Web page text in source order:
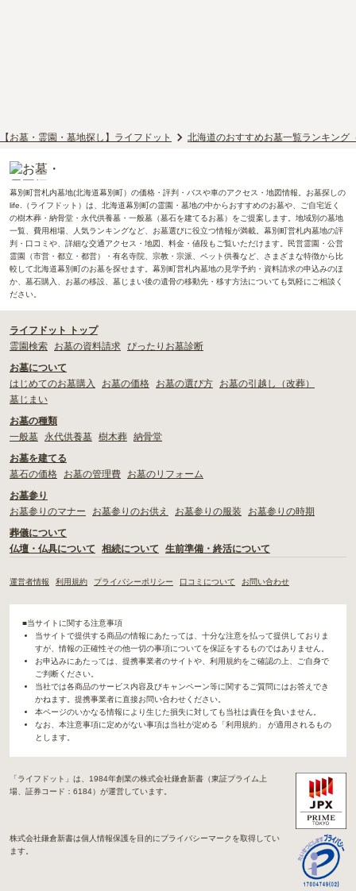
【お墓・霊園・墓地探し】ライフドット 北海道のおすすめお墓一覧ランキング
幕別町営札内墓地(北海道幕別町）の価格・評判・バスや車のアクセス・地図情報。お墓探しの
life.（ライフドット）は、北海道幕別町の霊園・墓地の中からおすすめのお墓や、ご自宅近く
の樹木葬・納骨堂・永代供養墓・一般墓（墓石を建てるお墓）をご提案します。地域別の墓地
一覧、費用相場、人気ランキングなど、お墓選びに役立つ情報が満載。幕別町営札内墓地の評
判・口コミや、詳細な交通アクセス・地図、料金・値段もご覧いただけます。民営霊園・公営
霊園（市営・都立・都営）・有名寺院、宗教・宗派、ペット供養など、さまざまな特徴から比
較して北海道幕別町のお墓を探せます。幕別町営札内墓地の見学予約・資料請求の申込みのほ
か、墓石購入、お墓の移設、墓じまい後の遺骨の移動先・移す方法についても気軽にご相談く
ださい。
ライフドット トップ
霊園検索
お墓の資料請求 ぴったりお墓診断
お墓について
はじめてのお墓購入
お墓の価格 お墓の選び方
お墓の引越し（改葬）
墓じまい
お墓の種類
一般墓
永代供養墓 樹木葬 納骨堂
お墓を建てる
墓石の価格
お墓の管理費
お墓のリフォーム
お墓参り
お墓参りのマナー
お墓参りのお供え お墓参りの服装
お墓参りの時期
葬儀について
仏壇・仏具について
相続について 生前準備・終活について
運営者情報 利用規約 プライバシーポリシー 口コミについて お問い合わせ
■当サイトに関する注意事項
当サイトで提供する商品の情報にあたっては、十分な注意を払って提供しておりま
すが、情報の正確性その他一切の事項についてを保証をするものではありません。
お申込みにあたっては、提携事業者のサイトや、利用規約をご確認の上、ご自身で
ご判断ください。
当社では各商品のサービス内容及びキャンペーン等に関するご質問にはお答えでき
かねます。提携事業者に直接お問い合わせください。
本ページのいかなる情報により生じた損失に対しても当社は責任を負いません。
なお、本注意事項に定めがない事項は当社が定める「利用規約」 が適用されるもの
とします。
「ライフドット」は、1984年創業の株式会社鎌倉新書（東証プライム上
場、証券コード：6184）が運営しています。
株式会社鎌倉新書は個人情報保護を目的にプライバシーマークを取得してい
ます。